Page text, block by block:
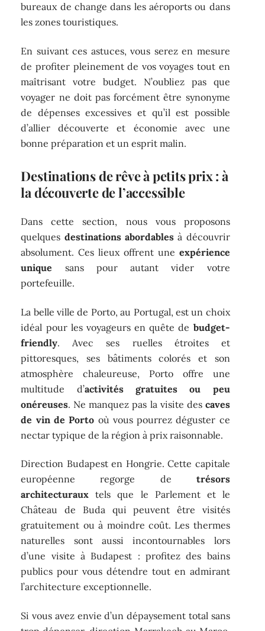
bureaux de change dans les aéroports ou dans
les zones touristiques.
En suivant ces astuces, vous serez en mesure
de profiter pleinement de vos voyages tout en
maîtrisant votre budget. N’oubliez pas que
voyager ne doit pas forcément être synonyme
de dépenses excessives et qu’il est possible
d’allier découverte et économie avec une
bonne préparation et un esprit malin.
Destinations de rêve à petits prix : à
la découverte de l’accessible
Dans cette section, nous vous proposons
quelques destinations abordables à découvrir
absolument. Ces lieux offrent une expérience
unique sans pour autant vider votre
portefeuille.
La belle ville de Porto, au Portugal, est un choix
idéal pour les voyageurs en quête de budget-
friendly. Avec ses ruelles étroites et
pittoresques, ses bâtiments colorés et son
atmosphère chaleureuse, Porto offre une
multitude d’activités gratuites ou peu
onéreuses. Ne manquez pas la visite des caves
de vin de Porto où vous pourrez déguster ce
nectar typique de la région à prix raisonnable.
Direction Budapest en Hongrie. Cette capitale
européenne regorge de trésors
architecturaux tels que le Parlement et le
Château de Buda qui peuvent être visités
gratuitement ou à moindre coût. Les thermes
naturelles sont aussi incontournables lors
d’une visite à Budapest : profitez des bains
publics pour vous détendre tout en admirant
l’architecture exceptionnelle.
Si vous avez envie d’un dépaysement total sans